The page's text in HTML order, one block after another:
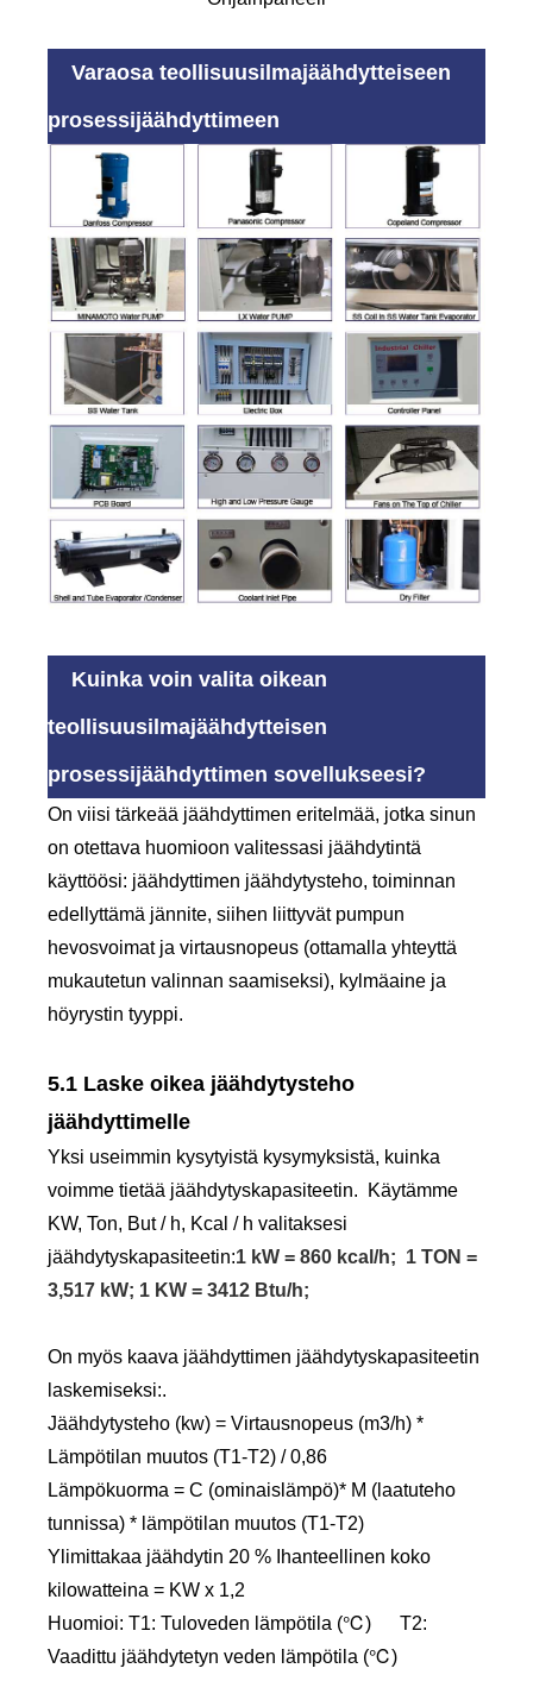
Varaosa teollisuusilmajäähdytteiseen
prosessijäähdyttimeen
Kuinka voin valita oikean
teollisuusilmajäähdytteisen
prosessijäähdyttimen sovellukseesi?
On viisi tärkeää jäähdyttimen eritelmää, jotka sinun
on otettava huomioon valitessasi jäähdytintä
käyttöösi: jäähdyttimen jäähdytysteho, toiminnan
edellyttämä jännite, siihen liittyvät pumpun
hevosvoimat ja virtausnopeus (ottamalla yhteyttä
mukautetun valinnan saamiseksi), kylmäaine ja
höyrystin tyyppi.
5.1 Laske oikea jäähdytysteho
jäähdyttimelle
Yksi useimmin kysytyistä kysymyksistä, kuinka
voimme tietää jäähdytyskapasiteetin. Käytämme
KW, Ton, But / h, Kcal / h valitaksesi
jäähdytyskapasiteetin:1 kW = 860 kcal/h; 1 TON =
3,517 kW; 1 KW = 3412 Btu/h;
On myös kaava jäähdyttimen jäähdytyskapasiteetin
laskemiseksi:.
Jäähdytysteho (kw) = Virtausnopeus (m3/h) *
Lämpötilan muutos (T1-T2) / 0,86
Lämpökuorma = C (ominaislämpö)* M (laatuteho
tunnissa) * lämpötilan muutos (T1-T2)
Ylimittakaa jäähdytin 20 % Ihanteellinen koko
kilowatteina = KW x 1,2
Huomioi: T1: Tuloveden lämpötila (℃) T2:
Vaadittu jäähdytetyn veden lämpötila (℃)